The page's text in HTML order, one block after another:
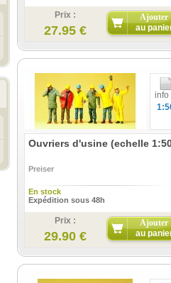
Prix :
27.95 €
Ajouter
au
info
Ouvriers d'usine (echelle
Preiser
En stock
Expédition sous 48h
Prix :
29.90 €
Ajouter
au